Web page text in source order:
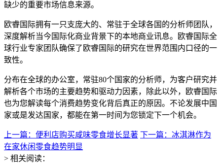
缺少的重要市场信息来源。
欧睿国际拥有一只支庞大的、常驻于全球各国的分析师团队，
深度解析当今国际化商业背景下的本地商业讯息。欧睿国际全
球行业专家团队确保了欧睿国际的研究在世界范围内口径的一
致性。
分布在全球的办公室，常驻80个国家的分析师，为客户研究并
解析各个市场的主要趋势和驱动力因素，除此以外，欧睿国际
也为您解读每个消费趋势变化背后真正的原因。不论发展中国
家或是发达国家，都能在第一时间为您锁定下一个机会。
上一篇：便利店购买咸味零食增长显著 下一篇：冰淇淋作为
在家休闲零食趋势明显
> 相关阅读：